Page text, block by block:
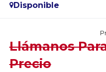
Disponible
Llámanos
Precio